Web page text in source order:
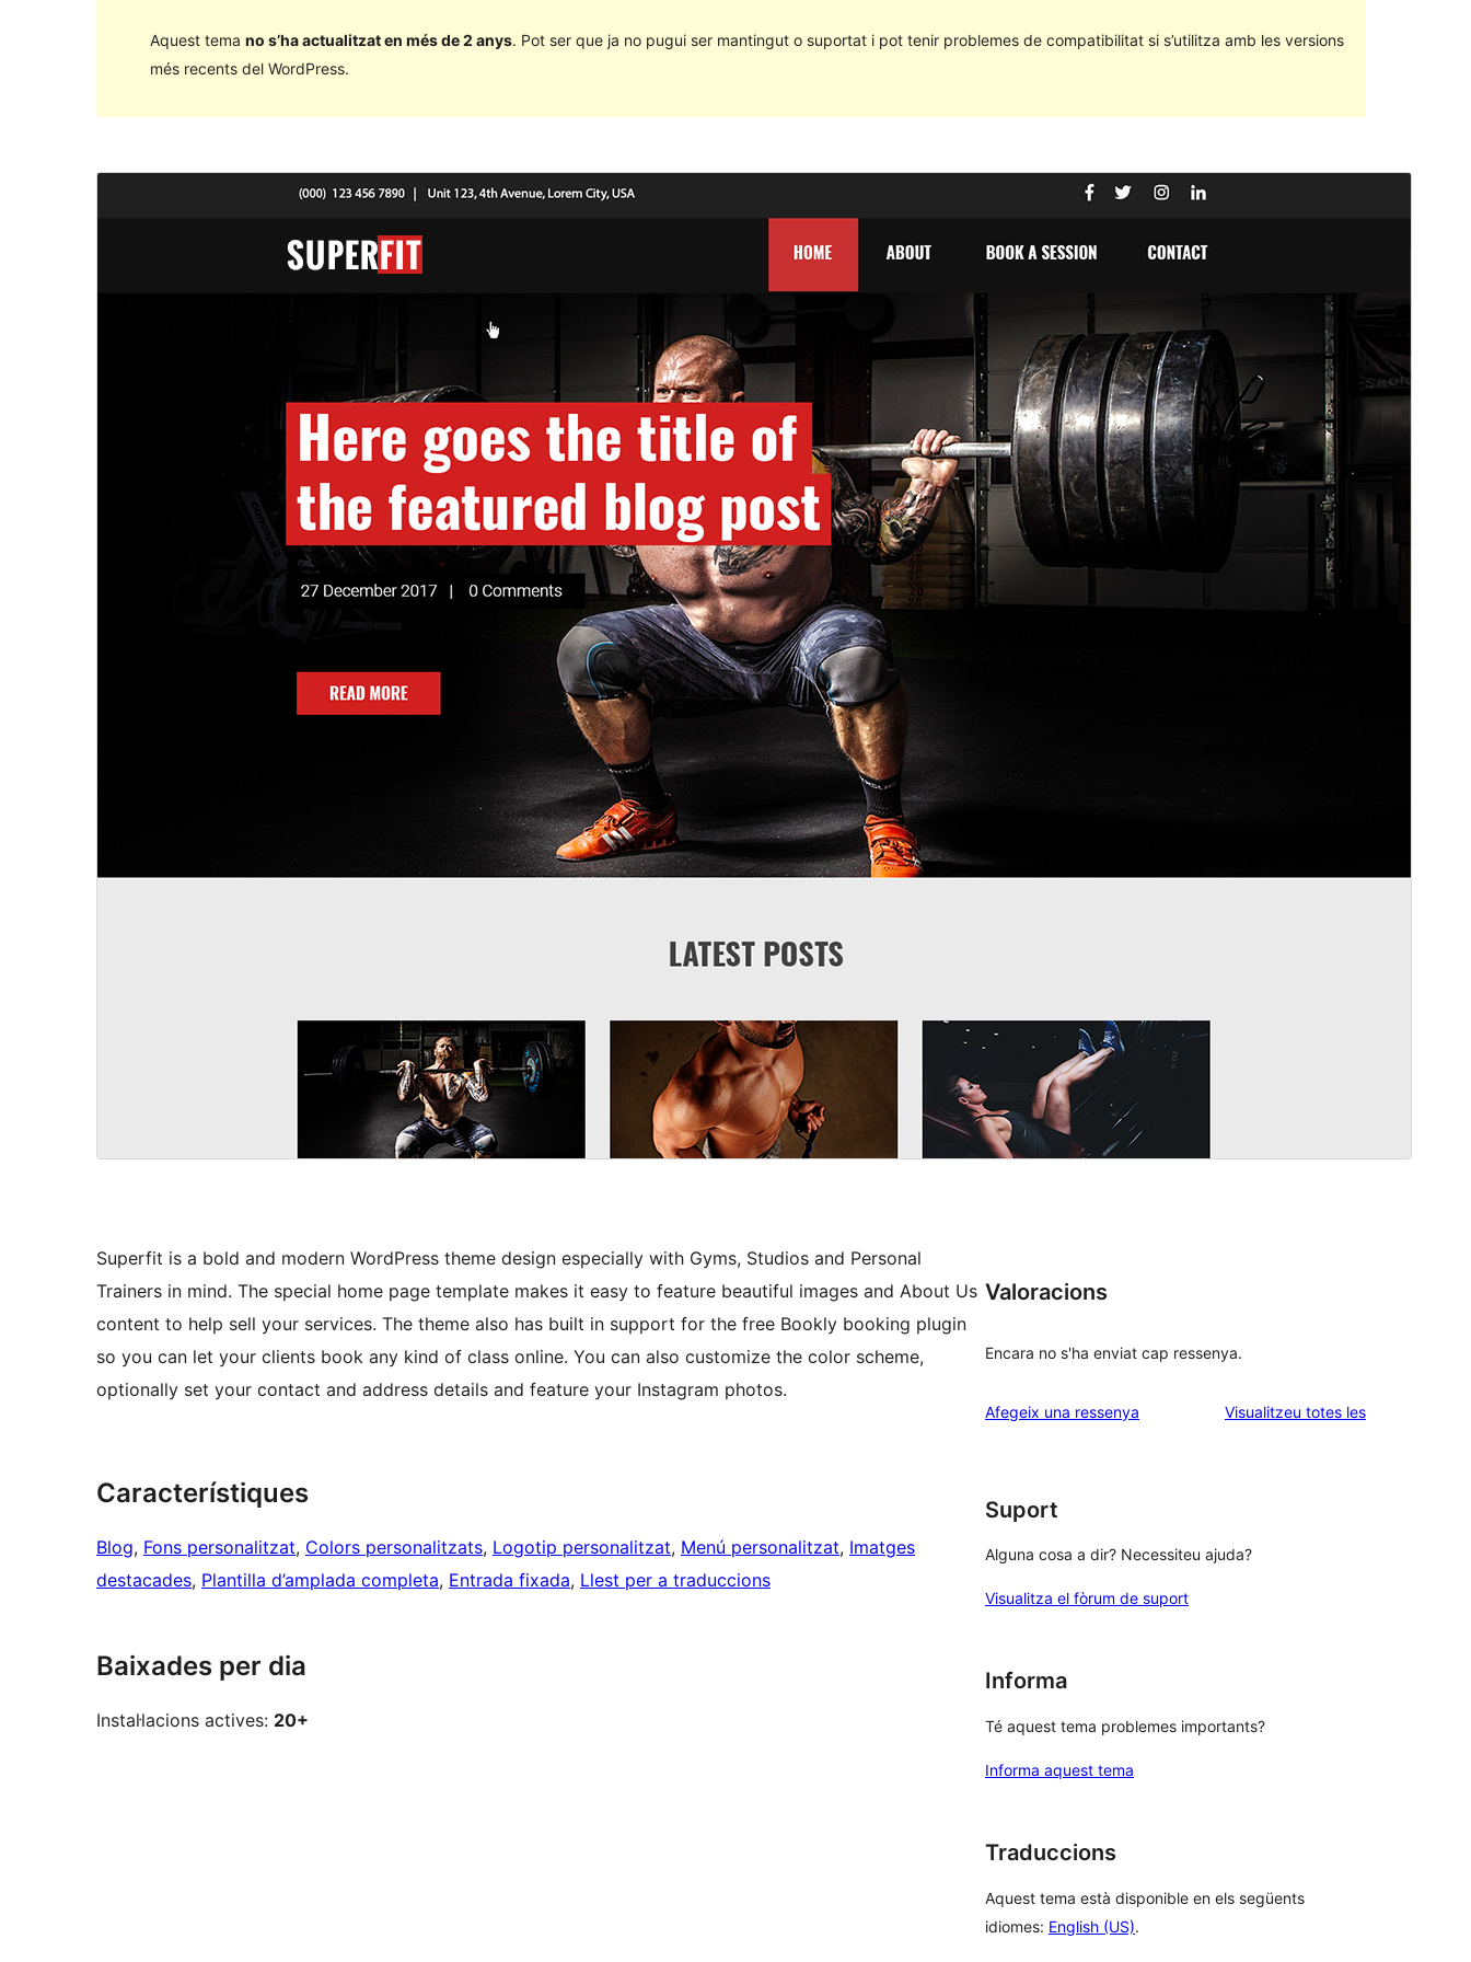
Aquest tema no s’ha actualitzat en més de 2 anys. Pot ser que ja no pugui ser mantingut o suportat i pot tenir problemes de compatibilitat si s’utilitza amb les versions
més recents del WordPress.
PrevisualitzaBaixa
Darrera actualització
Versió del WordPress
5.0
Versió del PHP
Pàgina d’inici del tema
Superfit is a bold and modern WordPress theme design especially with Gyms, Studios and Personal
Trainers in mind. The special home page template makes it easy to feature beautiful images and About Us
content to help sell your services. The theme also has built in support for the free Bookly booking plugin
so you can let your clients book any kind of class online. You can also customize the color scheme,
optionally set your contact and address details and feature your Instagram photos.
Característiques
Blog, Fons personalitzat, Colors personalitzats, Logotip personalitzat, Menú personalitzat, Imatges
destacades, Plantilla d’amplada completa, Entrada fixada, Llest per a traduccions
Baixades per dia
Instal·lacions actives: 20+
Valoracions
Encara no s'ha enviat cap ressenya.
Afegeix una ressenya Visualitzeu totes lesressenyes
Suport
Alguna cosa a dir? Necessiteu ajuda?
Visualitza el fòrum de suport
Informa
Té aquest tema problemes importants?
Informa aquest tema
Traduccions
Aquest tema està disponible en els següents
idiomes: English (US).